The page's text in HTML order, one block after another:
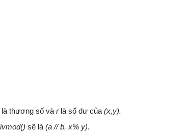
thương số và rlà số dư của(x,y).
sẽ là(a // b, x% y).